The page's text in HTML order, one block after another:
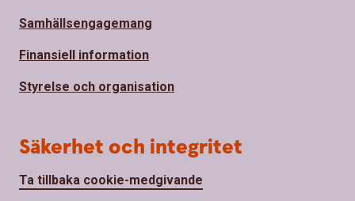
Samhällsengagemang
Finansiell information
Styrelse och organisation
Säkerhet och integritet
Ta tillbaka cookie-medgivande